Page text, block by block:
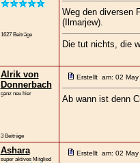
1627 Beiträge
Weg den diversen
(Ilmarjew).
Die tut nichts, die
Alrik von
Donnerbach
ganz neu hier
3 Beiträge
Erstellt am: 02
Ab wann ist denn
Ashara
super aktives Mitglied
Erstellt am: 02